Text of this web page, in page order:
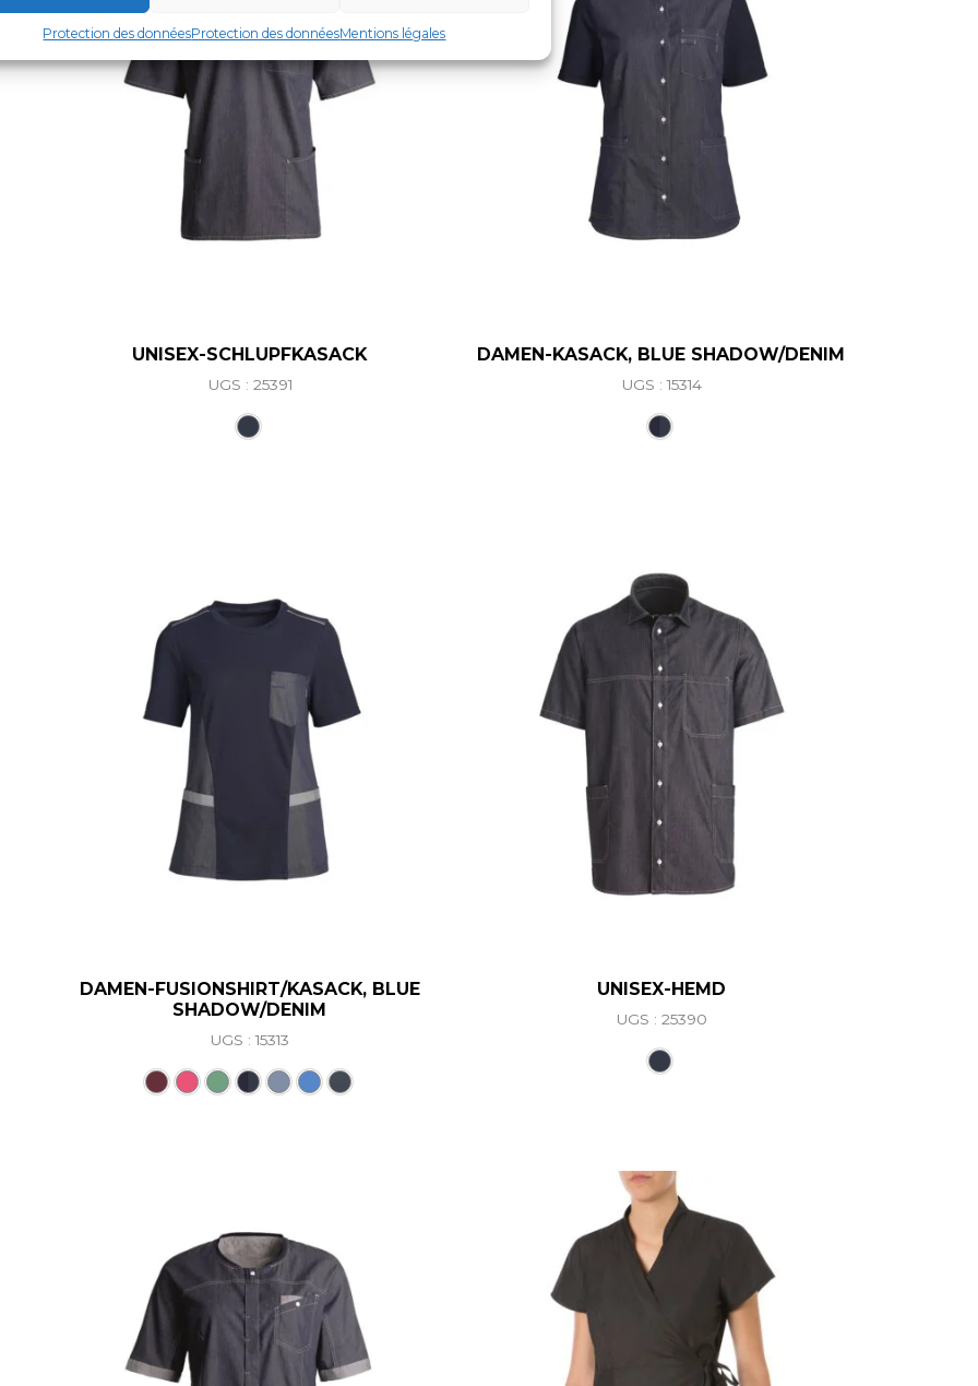
Protection des donnéesProtection des donnéesMentions légales
UNISEX-SCHLUPFKASACK
UGS : 25391
DAMEN-KASACK, BLUE SHADOW/DENIM
UGS : 15314
DAMEN-FUSIONSHIRT/KASACK, BLUE
SHADOW/DENIM
UGS : 15313
Ce produit a plusieurs variations. Les options peuvent être choisies sur la page du
UNISEX-HEMD
UGS : 25390